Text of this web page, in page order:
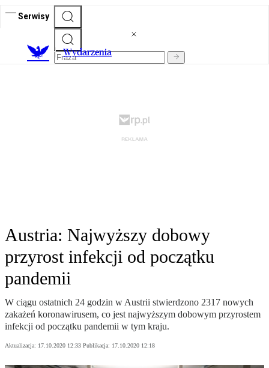
Serwisy
Wydarzenia
Austria: Najwyższy dobowy
przyrost infekcji od początku
pandemii
W ciągu ostatnich 24 godzin w Austrii stwierdzono 2317 nowych
zakażeń koronawirusem, co jest najwyższym dobowym przyrostem
infekcji od początku pandemii w tym kraju.
Aktualizacja: 17.10.2020 12:33 Publikacja: 17.10.2020 12:18